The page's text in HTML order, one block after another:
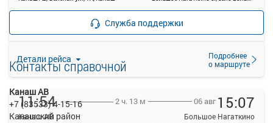
Детали рейса
Подробнее
о маршруте
—
Продажа билетов
прекращена
11:54
Канаш АВ
2 ч. 13 м 06 авг 15:07
Большое Нагаткино
Служба поддержки
Контакты справочной
Канаш АВ
+7 (83533) 4-15-16
Канашский район